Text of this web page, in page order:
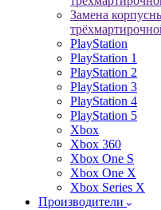
Замена
PlayStation
PlayStation 1
PlayStation 2
PlayStation 3
PlayStation 4
PlayStation 5
Xbox
Xbox 360
Xbox One S
Xbox One X
Xbox Series X
Производители